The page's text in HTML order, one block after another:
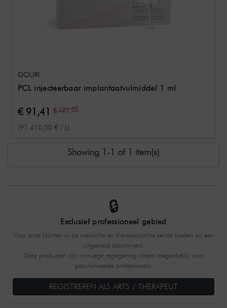
GOURI
PCL injecteerbaar implantaatvulmiddel 1 ml
€ 91,41 € 121,00
(91.410,00 € / L)
Showing 1-1 of 1 item(s)
🔒
Exclusief professioneel gebied
Voor onze klanten in de medische en therapeutische sector bieden wij een
uitgebreid assortiment.
Deze producten zijn vanwege regelgeving alleen toegankelijk voor
geautoriseerde professionals.
REGISTREREN ALS ARTS / THERAPEUT